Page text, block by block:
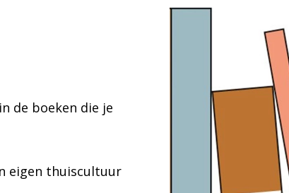
de boeken die je
eigen thuiscultuur